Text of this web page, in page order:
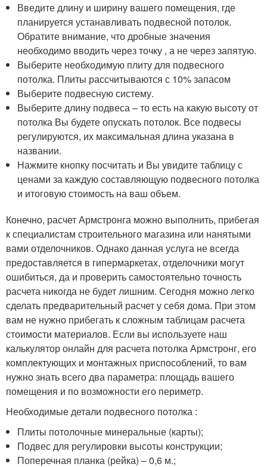
Введите длину и ширину вашего помещения, где
планируется устанавливать подвесной потолок.
Обратите внимание, что дробные значения
необходимо вводить через точку , а не через запятую.
Выберите необходимую плиту для подвесного
потолка. Плиты рассчитываются с 10% запасом
Выберите подвесную систему.
Выберите длину подвеса – то есть на какую высоту от
потолка Вы будете опускать потолок. Все подвесы
регулируются, их максимальная длина указана в
названии.
Нажмите кнопку посчитать и Вы увидите таблицу с
ценами за каждую составляющую подвесного потолка
и итоговую стоимость на ваш объем.
Конечно, расчет Армстронга можно выполнить, прибегая
к специалистам строительного магазина или нанятыми
вами отделочников. Однако данная услуга не всегда
предоставляется в гипермаркетах, отделочники могут
ошибиться, да и проверить самостоятельно точность
расчета никогда не будет лишним. Сегодня можно легко
сделать предварительный расчет у себя дома. При этом
вам не нужно прибегать к сложным таблицам расчета
стоимости материалов. Если вы используете наш
калькулятор онлайн для расчета потолка Армстронг, его
комплектующих и монтажных приспособлений, то вам
нужно знать всего два параметра: площадь вашего
помещения и по возможности его периметр.
Необходимые детали подвесного потолка :
Плиты потолочные минеральные (карты);
Подвес для регулировки высоты конструкции;
Поперечная планка (рейка) – 0,6 м.;